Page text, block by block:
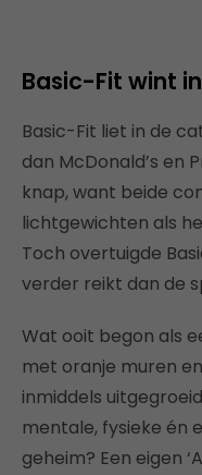
Basic-Fit wint
Basic-Fit liet in de
dan McDonald’s en
knap, want beide
lichtgewichten als
Toch overtuigde
verder reikt dan de
Wat ooit begon als
met oranje muren
inmiddels
mentale, fysieke én
geheim? Een eigen